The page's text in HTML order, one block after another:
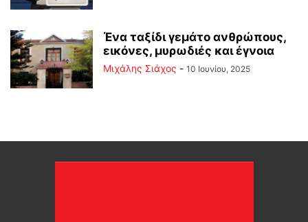
Ένα ταξίδι γεμάτο ανθρώπους,
εικόνες, μυρωδιές και έγνοια
Μιχάλης Σιάχος - 10 Ιουνίου, 2025